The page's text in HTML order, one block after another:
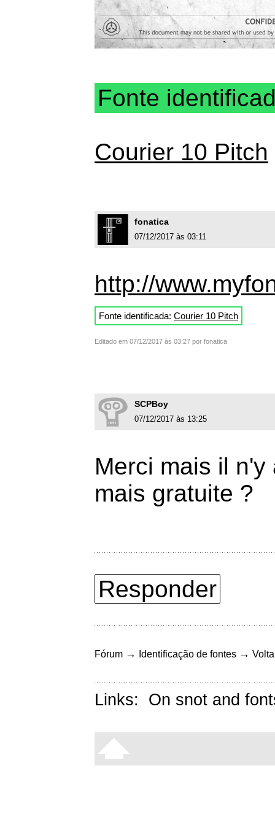
Fonte
Courier 10 Pitch
fonatica
07/12/2017 às 03:11
http://
Fonte identificada: Courier 10 Pitch
Editado em 07/12/2017 às 03:27 por fonatica
SCPBoy
07/12/2017 às 13:25
Merci mais il
mais gratuite ?
Responder
Fórum → Identificação de fontes →
Links: On snot and